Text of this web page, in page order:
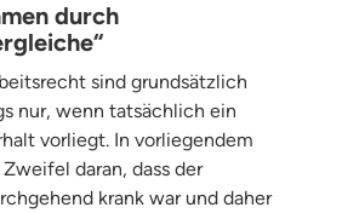
durch
sind grundsätzlich
nur, wenn tatsächlich ein
vorliegt. In vorliegendem
daran, dass der
krank war und daher